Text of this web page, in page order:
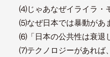
⑷じゃあなぜイライラ・
⑸なぜ日本では暴動があ
⑹「日本の公共性は衰退
⑺テクノロジーがあれば